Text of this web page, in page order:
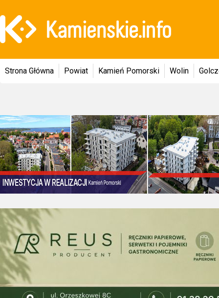
Strona Główna Powiat Kamień Pomorski Wolin